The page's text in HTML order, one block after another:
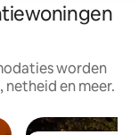
worden
en meer.